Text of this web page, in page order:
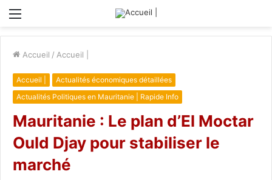
Menu
Accueil / Accueil |
Accueil |
Actualités économiques détaillées
Actualités Politiques en Mauritanie | Rapide Info
Mauritanie : Le plan d’El Moctar
Ould Djay pour stabiliser le
marché